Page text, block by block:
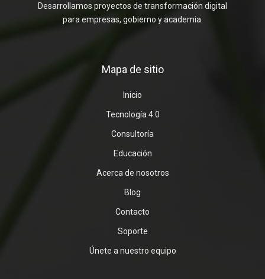
Desarrollamos proyectos de transformación digital
para empresas, gobierno y academia.
Mapa de sitio
Inicio
Tecnología 4.0
Consultoría
Educación
Acerca de nosotros
Blog
Contacto
Soporte
Únete a nuestro equipo